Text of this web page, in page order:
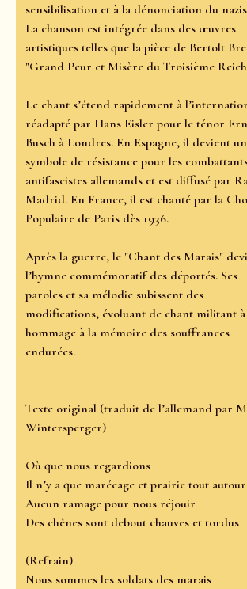
sensibilisation et à la dénonciation du
La chanson est intégrée dans des œuvres
artistiques telles que la pièce de Bertolt
"Grand Peur et Misère du Troisième
Le chant s’étend rapidement à
réadapté par Hans Eisler pour le ténor
Busch à Londres. En Espagne, il devient un
symbole de résistance pour les
antifascistes allemands et est diffusé par
Madrid. En France, il est chanté par la
Populaire de Paris dès 1936.
Après la guerre, le "Chant des Marais"
l’hymne commémoratif des déportés. Ses
paroles et sa mélodie subissent des
modifications, évoluant de chant militant
hommage à la mémoire des souffrances
endurées.
Texte original (traduit de l’allemand par
Wintersperger)
Où que nous regardions
Il n’y a que marécage et prairie tout autour
Aucun ramage pour nous réjouir
Des chênes sont debout chauves et tordus
(Refrain)
Nous sommes les soldats des marais